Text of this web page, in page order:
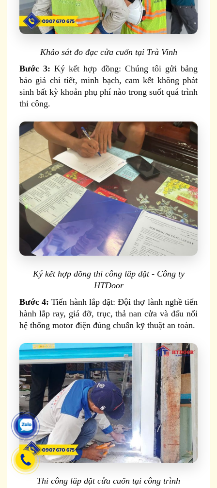
Khảo sát đo đạc cửa cuốn tại Trà Vinh
Bước 3: Ký kết hợp đồng: Chúng tôi gửi bảng
báo giá chi tiết, minh bạch, cam kết không phát
sinh bất kỳ khoản phụ phí nào trong suốt quá trình
thi công.
Ký kết hợp đồng thi công lắp đặt - Công ty
HTDoor
Bước 4: Tiến hành lắp đặt: Đội thợ lành nghề tiến
hành lắp ray, giá đỡ, trục, thả nan cửa và đấu nối
hệ thống motor điện đúng chuẩn kỹ thuật an toàn.
Thi công lắp đặt cửa cuốn tại công trình